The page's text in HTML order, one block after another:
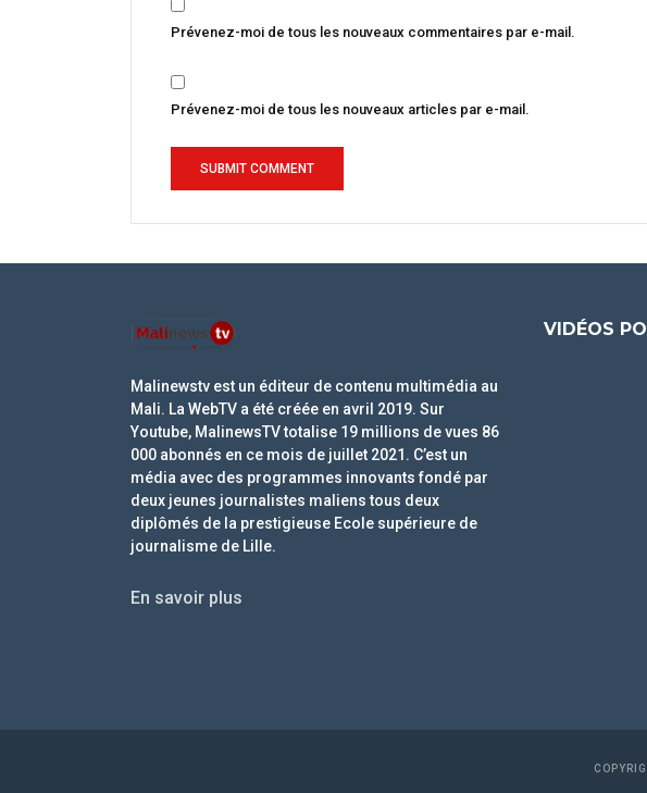
Prévenez-moi de tous les nouveaux commentaires par e-mail.
Prévenez-moi de tous les nouveaux articles par e-mail.
Malinewstv est un éditeur de contenu multimédia au
Mali. La WebTV a été créée en avril 2019. Sur
Youtube, MalinewsTV totalise 19 millions de vues 86
000 abonnés en ce mois de juillet 2021. C’est un
média avec des programmes innovants fondé par
deux jeunes journalistes maliens tous deux
diplômés de la prestigieuse Ecole supérieure de
journalisme de Lille.
En savoir plus
VIDÉOS